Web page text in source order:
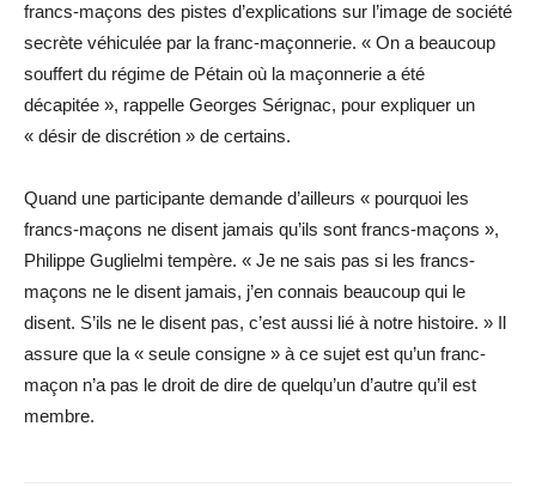
francs-maçons des pistes d’explications sur l’image de société
secrète véhiculée par la franc-maçonnerie. « On a beaucoup
souffert du régime de Pétain où la maçonnerie a été
décapitée », rappelle Georges Sérignac, pour expliquer un
« désir de discrétion » de certains.
Quand une participante demande d’ailleurs « pourquoi les
francs-maçons ne disent jamais qu’ils sont francs-maçons »,
Philippe Guglielmi tempère. « Je ne sais pas si les francs-
maçons ne le disent jamais, j’en connais beaucoup qui le
disent. S’ils ne le disent pas, c’est aussi lié à notre histoire. » Il
assure que la « seule consigne » à ce sujet est qu’un franc-
maçon n’a pas le droit de dire de quelqu’un d’autre qu’il est
membre.